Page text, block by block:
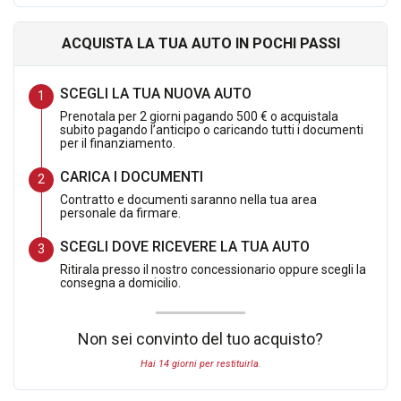
dovesse soddisfarti lo potrai restituire ricevendo l importo
La Vettura Verra' Consegnata con :
Doppie Chiavi
Libretto istruzioni
Pre Consegna Con 60 Controlli
ACQUISTA LA TUA AUTO IN POCHI PASSI
SCEGLI LA TUA NUOVA AUTO
Prenotala per 2 giorni pagando 500 € o acquistala
subito pagando l’anticipo o caricando tutti i documenti
per il finanziamento.
CARICA I DOCUMENTI
Contratto e documenti saranno nella tua area
personale da firmare.
SCEGLI DOVE RICEVERE LA TUA AUTO
Ritirala presso il nostro concessionario oppure scegli la
consegna a domicilio.
Non sei convinto del tuo acquisto?
Hai 14 giorni per restituirla.